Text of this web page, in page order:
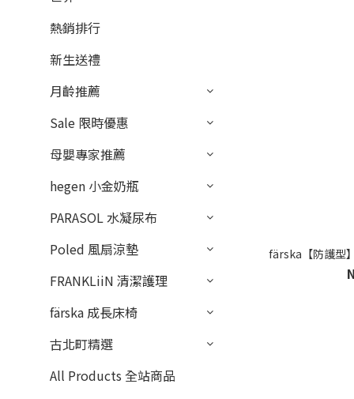
熱銷排行
新生送禮
月齡推薦
Sale 限時優惠
母嬰專家推薦
hegen 小金奶瓶
PARASOL 水凝尿布
Poled 風扇涼墊
FRANKLiiN 清潔護理
färska 成長床椅
古北町精選
All Products 全站商品
färska【防護型